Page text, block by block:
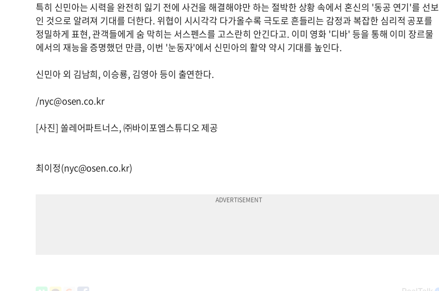
특히 신민아는 시력을 완전히 잃기 전에 사건을 해결해야만 하는 절박한 상황 속에서 혼신의 '동공 연기'를 선보
인 것으로 알려져 기대를 더한다. 위협이 시시각각 다가올수록 극도로 흔들리는 감정과 복잡한 심리적 공포를
정밀하게 표현, 관객들에게 숨 막히는 서스펜스를 고스란히 안긴다고. 이미 영화 '디바' 등을 통해 이미 장르물
에서의 재능을 증명했던 만큼, 이번 '눈동자'에서 신민아의 활약 약시 기대를 높인다.
신민아 외 김남희, 이승룡, 김영아 등이 출연한다.
/nyc@osen.co.kr
[사진] 쏠레어파트너스, ㈜바이포엠스튜디오 제공
최이정(nyc@osen.co.kr)